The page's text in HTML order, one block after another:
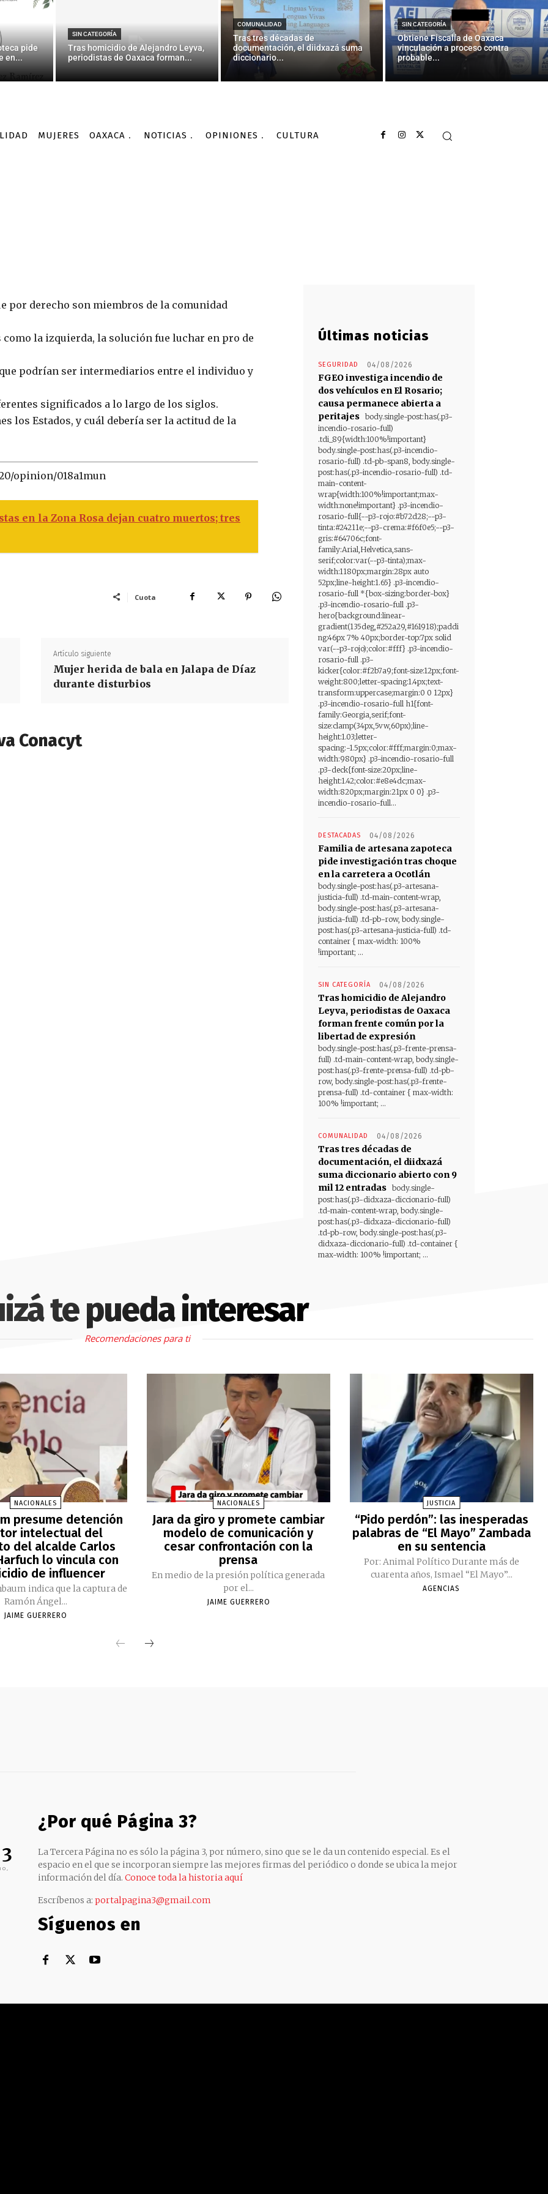
pide
en...
SIN CATEGORÍA
Tras homicidio de Alejandro Leyva,
periodistas de Oaxaca forman...
COMUNALIDAD
Tras tres décadas de
documentación, el diidxazá suma
diccionario...
SIN CATEGORÍA
Obtiene Fiscalía de Oaxaca
vinculación a proceso contra
probable...
MUJERES OAXACA NOTICIAS OPINIONES CULTURA
no resueltas
AGENCIA INFORMATIVA CONACYT - 20/02/2016
por derecho son miembros de la comunidad
la izquierda, la solución fue luchar en pro de
podrían ser intermediarios entre el individuo y
significados a lo largo de los siglos.
los Estados, y cuál debería ser la actitud de la
opinion/018a1mun
en la Zona Rosa dejan cuatro muertos; tres
Cuota
Artículo siguiente
Mujer herida de bala en Jalapa de Díaz
durante disturbios
Conacyt
Últimas noticias
SEGURIDAD 04/08/2026
FGEO investiga incendio de
dos vehículos en El Rosario;
causa permanece abierta a
peritajes body.single-post:has(.p3-
incendio-rosario-full)
.tdi_89{width:100%!important}
body.single-post:has(.p3-incendio-
rosario-full) .td-pb-span8, body.single-
post:has(.p3-incendio-rosario-full) .td-
main-content-
wrap{width:100%!important;max-
width:none!important} .p3-incendio-
rosario-full{--p3-rojo:#b72d28;--p3-
tinta:#24211e;--p3-crema:#f6f0e5;--p3-
gris:#64706c;font-
family:Arial,Helvetica,sans-
serif;color:var(--p3-tinta);max-
width:1180px;margin:28px auto
52px;line-height:1.65} .p3-incendio-
rosario-full *{box-sizing:border-box}
.p3-incendio-rosario-full .p3-
hero{background:linear-
gradient(135deg,#252a29,#161918);paddi
ng:46px 7% 40px;border-top:7px solid
var(--p3-rojo);color:#fff} .p3-incendio-
rosario-full .p3-
kicker{color:#f2b7a9;font-size:12px;font-
weight:800;letter-spacing:1.4px;text-
transform:uppercase;margin:0 0 12px}
.p3-incendio-rosario-full h1{font-
family:Georgia,serif;font-
size:clamp(34px,5vw,60px);line-
height:1.03;letter-
spacing:-1.5px;color:#fff;margin:0;max-
width:980px} .p3-incendio-rosario-full
.p3-deck{font-size:20px;line-
height:1.42;color:#e8e4dc;max-
width:820px;margin:21px 0 0} .p3-
incendio-rosario-full...
DESTACADAS 04/08/2026
Familia de artesana zapoteca
pide investigación tras choque
en la carretera a Ocotlán
body.single-post:has(.p3-artesana-
justicia-full) .td-main-content-wrap,
body.single-post:has(.p3-artesana-
justicia-full) .td-pb-row, body.single-
post:has(.p3-artesana-justicia-full) .td-
container { max-width: 100%
!important; ...
SIN CATEGORÍA 04/08/2026
Tras homicidio de Alejandro
Leyva, periodistas de Oaxaca
forman frente común por la
libertad de expresión
body.single-post:has(.p3-frente-prensa-
full) .td-main-content-wrap, body.single-
post:has(.p3-frente-prensa-full) .td-pb-
row, body.single-post:has(.p3-frente-
prensa-full) .td-container { max-width:
100% !important; ...
COMUNALIDAD 04/08/2026
Tras tres décadas de
documentación, el diidxazá
suma diccionario abierto con 9
mil 12 entradas body.single-
post:has(.p3-didxaza-diccionario-full)
.td-main-content-wrap, body.single-
post:has(.p3-didxaza-diccionario-full)
.td-pb-row, body.single-post:has(.p3-
didxaza-diccionario-full) .td-container {
max-width: 100% !important; ...
te pueda interesar
Recomendaciones para ti
NACIONALES
presume detención
intelectual del
del alcalde Carlos
lo vincula con
de influencer
indica que la captura de
Ramón Ángel...
JAIME GUERRERO
NACIONALES
Jara da giro y promete cambiar
modelo de comunicación y
cesar confrontación con la
prensa
En medio de la presión política generada
por el...
JAIME GUERRERO
JUSTICIA
“Pido perdón”: las inesperadas
palabras de “El Mayo” Zambada
en su sentencia
Por: Animal Político Durante más de
cuarenta años, Ismael “El Mayo”...
AGENCIAS
¿Por qué Página 3?
La Tercera Página no es sólo la página 3, por número, sino que se le da un contenido especial. Es el
espacio en el que se incorporan siempre las mejores firmas del periódico o donde se ubica la mejor
información del día. Conoce toda la historia aquí
Escríbenos a: portalpagina3@gmail.com
Síguenos en